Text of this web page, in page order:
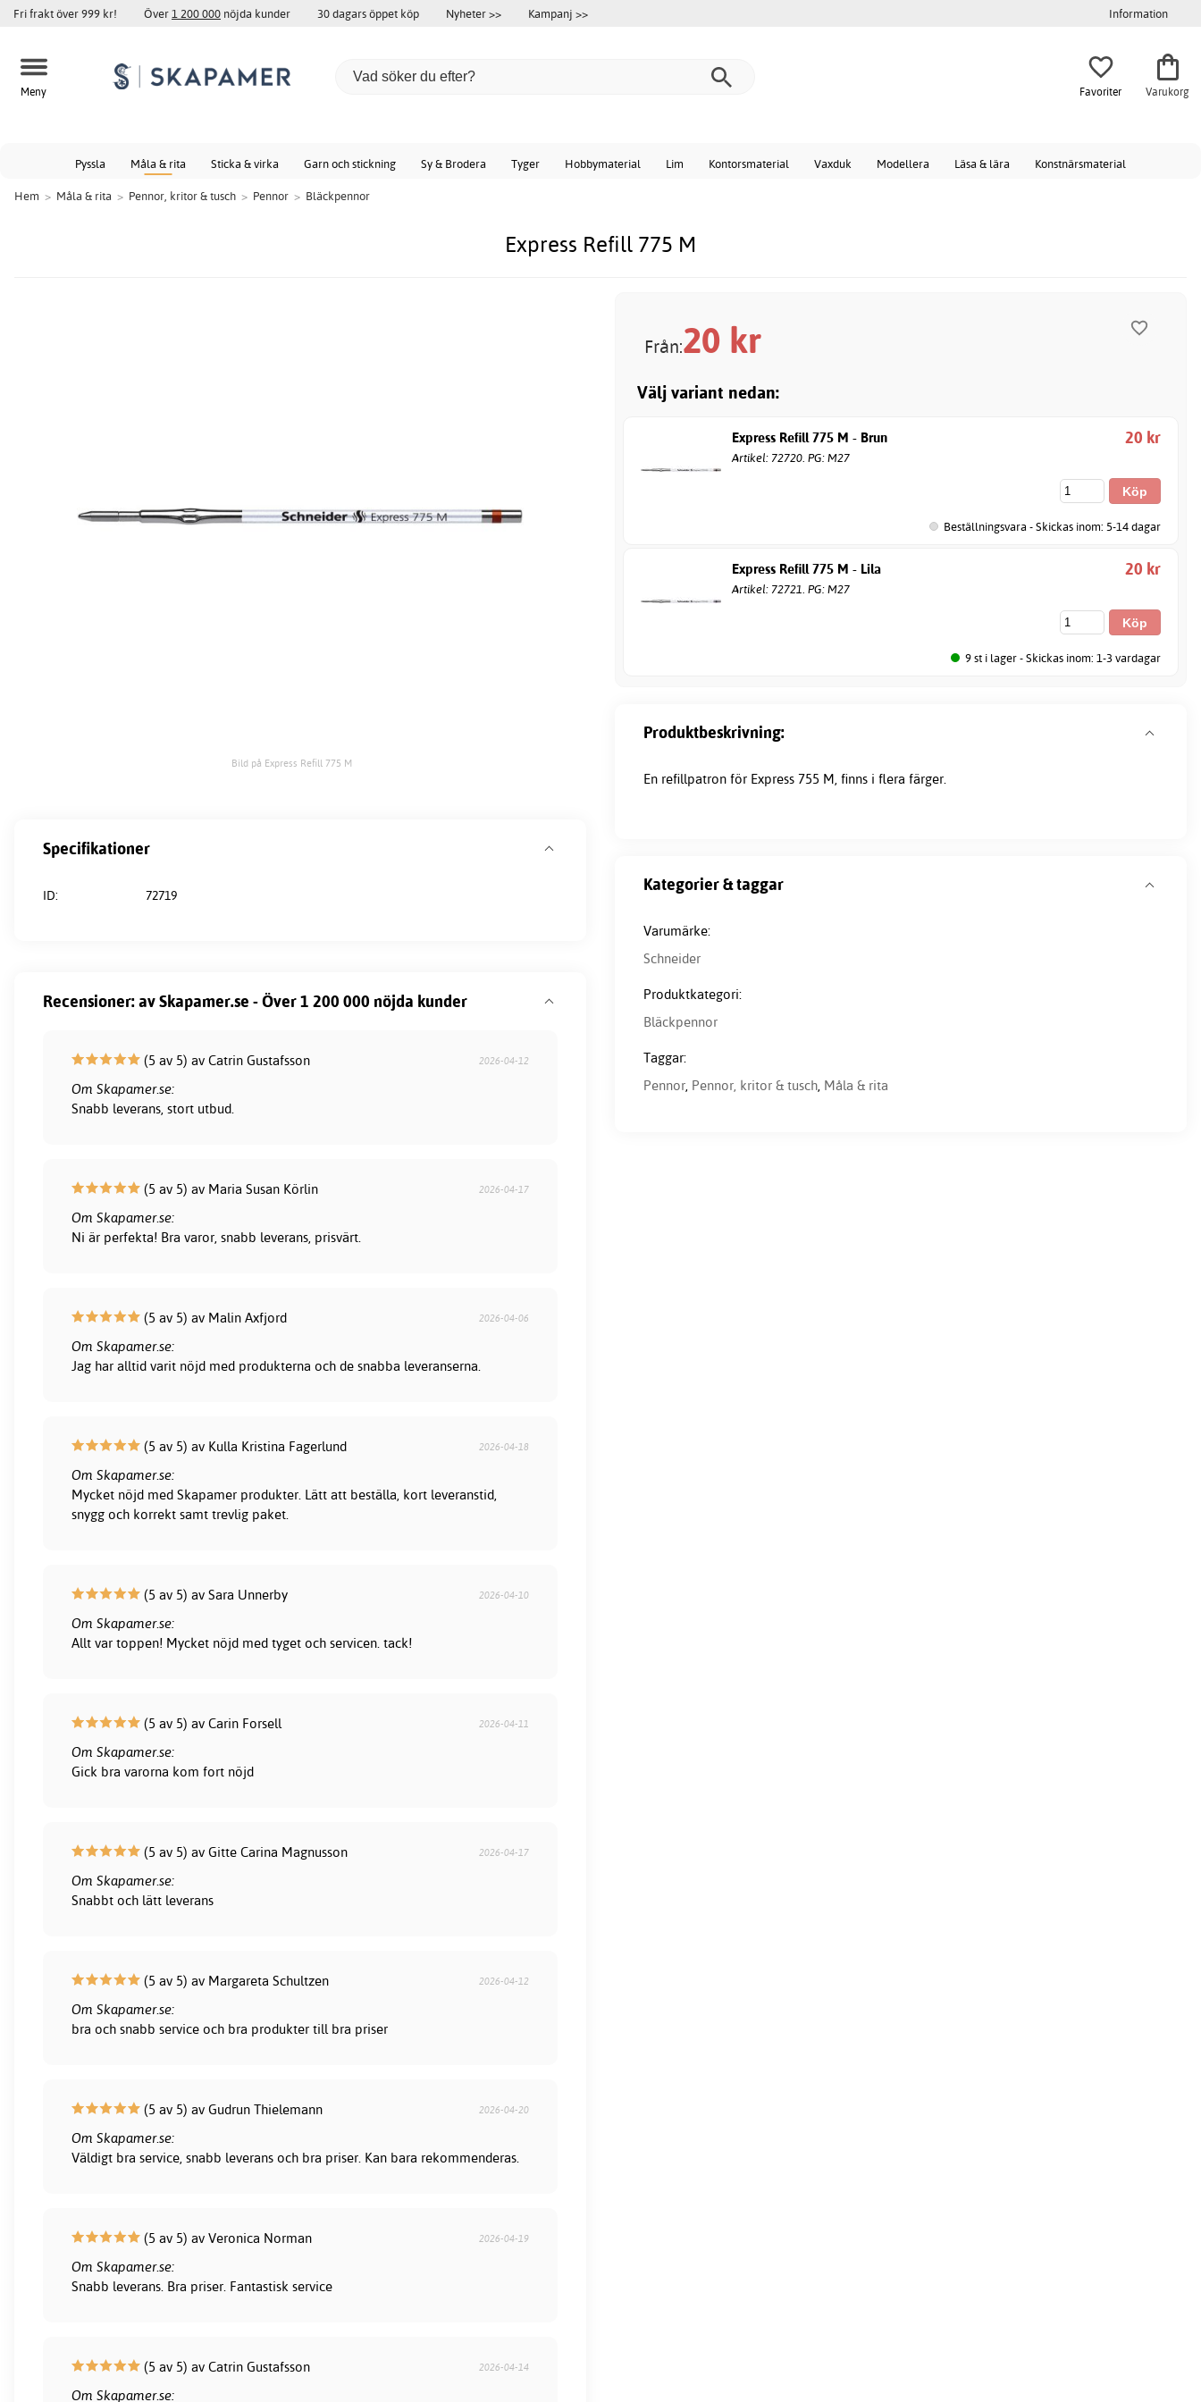
Fri frakt över 999 kr! Över1 200 000 nöjda kunder 30 dagars öppet köp Nyheter >> Kampanj >> Information
Meny Favoriter Varukorg
Pyssla Måla & rita Sticka & virka Garn och stickning Sy & Brodera Tyger Hobbymaterial Lim Kontorsmaterial Vaxduk Modellera Läsa & lära Konstnärsmaterial
Hem > Måla & rita > Pennor, kritor & tusch > Pennor > Bläckpennor
Express Refill 775 M
Bild på Express Refill 775 M
Från:20 kr
Välj variant nedan:
Express Refill 775 M - Brun
Artikel: 72720. PG: M27
20 kr
Beställningsvara - Skickas inom: 5-14 dagar
Express Refill 775 M - Lila
Artikel: 72721. PG: M27
20 kr
9 st i lager - Skickas inom: 1-3 vardagar
Produktbeskrivning:
En refillpatron för Express 755 M, finns i flera färger.
Specifikationer
ID: 72719
Kategorier & taggar
Varumärke:
Schneider
Produktkategori:
Bläckpennor
Taggar:
Pennor, Pennor, kritor & tusch, Måla & rita
Recensioner: av Skapamer.se - Över 1 200 000 nöjda kunder
(5 av 5) av Catrin Gustafsson 2026-04-12
Om Skapamer.se:
Snabb leverans, stort utbud.
(5 av 5) av Maria Susan Körlin 2026-04-17
Om Skapamer.se:
Ni är perfekta! Bra varor, snabb leverans, prisvärt.
(5 av 5) av Malin Axfjord 2026-04-06
Om Skapamer.se:
Jag har alltid varit nöjd med produkterna och de snabba leveranserna.
(5 av 5) av Kulla Kristina Fagerlund 2026-04-18
Om Skapamer.se:
Mycket nöjd med Skapamer produkter. Lätt att beställa, kort leveranstid,
snygg och korrekt samt trevlig paket.
(5 av 5) av Sara Unnerby 2026-04-10
Om Skapamer.se:
Allt var toppen! Mycket nöjd med tyget och servicen. tack!
(5 av 5) av Carin Forsell 2026-04-11
Om Skapamer.se:
Gick bra varorna kom fort nöjd
(5 av 5) av Gitte Carina Magnusson 2026-04-17
Om Skapamer.se:
Snabbt och lätt leverans
(5 av 5) av Margareta Schultzen 2026-04-12
Om Skapamer.se:
bra och snabb service och bra produkter till bra priser
(5 av 5) av Gudrun Thielemann 2026-04-20
Om Skapamer.se:
Väldigt bra service, snabb leverans och bra priser. Kan bara rekommenderas.
(5 av 5) av Veronica Norman 2026-04-19
Om Skapamer.se:
Snabb leverans. Bra priser. Fantastisk service
(5 av 5) av Catrin Gustafsson 2026-04-14
Om Skapamer.se: